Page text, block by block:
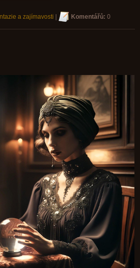
a zajímavosti Komentářů: 0